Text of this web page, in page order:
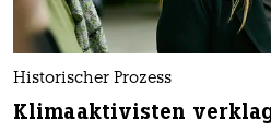
Historischer Prozess
Klimaaktivisten